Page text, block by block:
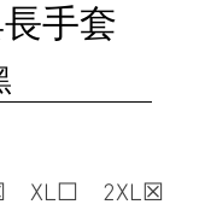
手套
XL☐ 2XL☒